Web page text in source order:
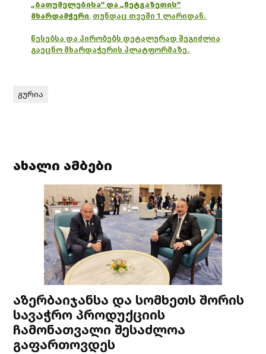
„ბათუმელებისა“ და „ნეტგაზეთის“
მხარდამჭერი, თუნდაც თვეში 1 ლარიდან.
წესებსა და პირობებს დეტალურად შეგიძლია
გაეცნო მხარდაჭერის პლატფორმაზე.
გურია
ახალი ამბები
აზერბაიჯანსა და სომხეთს შორის
სავაჭრო პროდუქციის
ჩამონათვალი შესაძლოა
გაფართოვდეს